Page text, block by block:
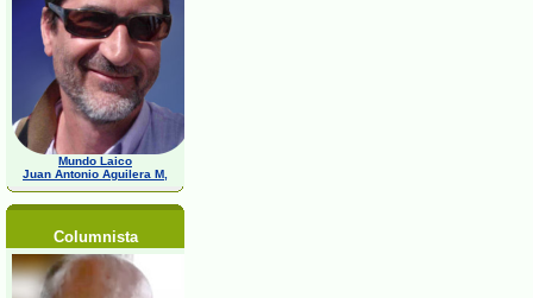
Mundo Laico
Juan Antonio Aguilera M,
Columnista